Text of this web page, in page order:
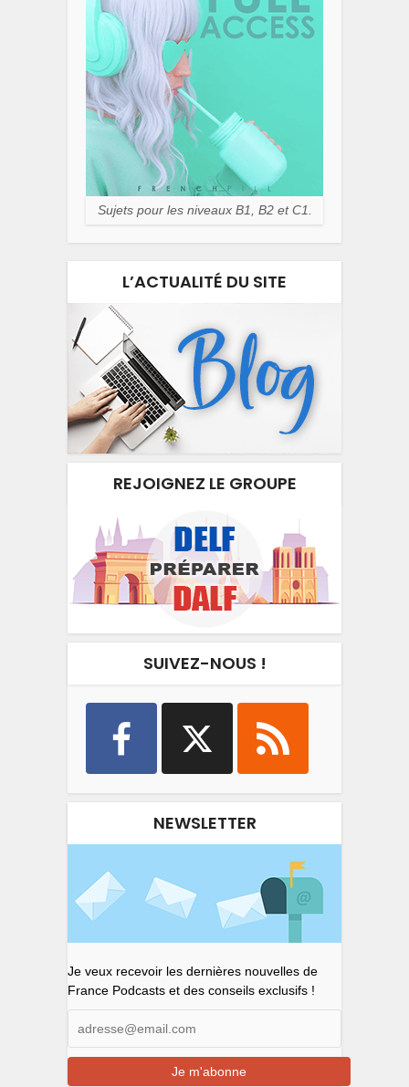
Sujets pour les niveaux B1, B2 et C1.
L’ACTUALITÉ DU SITE
REJOIGNEZ LE GROUPE
SUIVEZ-NOUS !
NEWSLETTER
Je veux recevoir les dernières nouvelles de
France Podcasts et des conseils exclusifs !